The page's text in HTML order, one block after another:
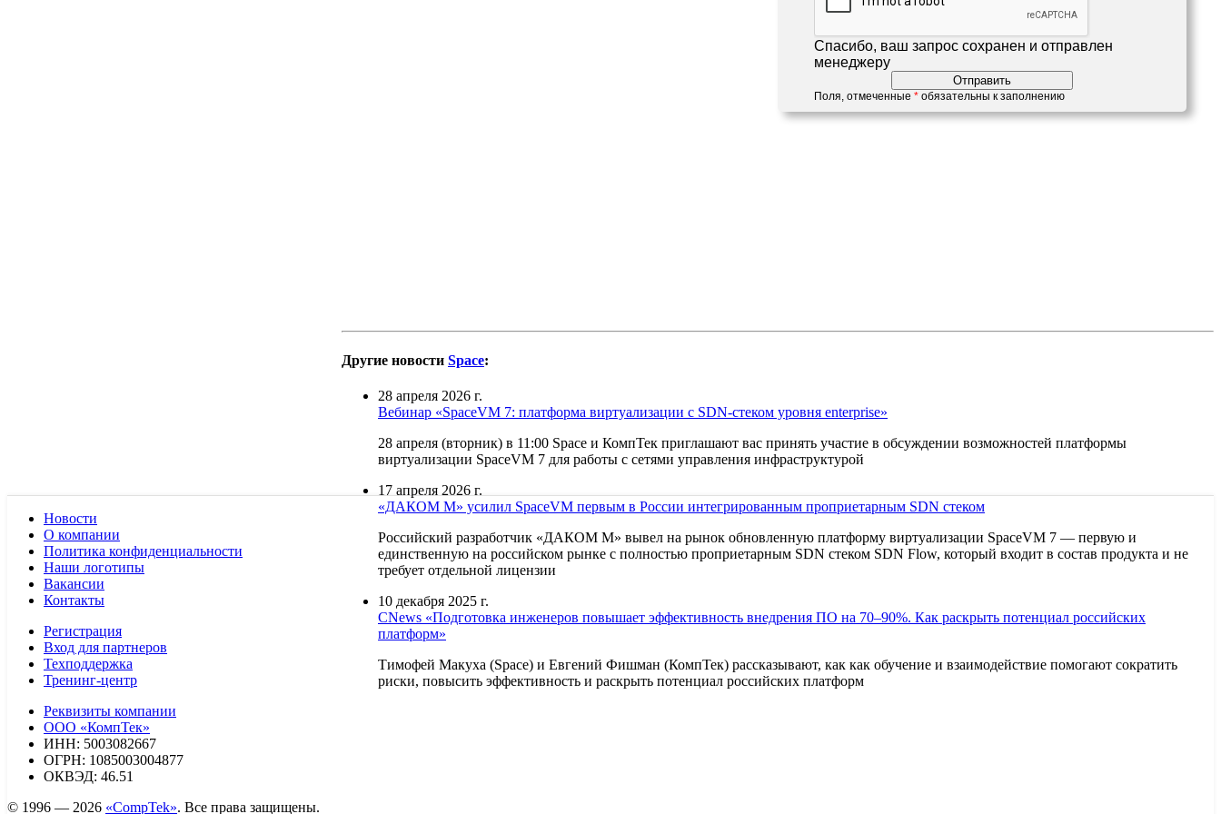
Спасибо, ваш запрос сохранен и отправлен
менеджеру
Поля, отмеченные * обязательны к заполнению
Другие новости Space:
28 апреля 2026 г.
Вебинар «SpaceVM 7: платформа виртуализации с SDN-стеком уровня enterprise»
28 апреля (вторник) в 11:00 Space и КомпТек приглашают вас принять участие в обсуждении возможностей платформы
виртуализации SpaceVM 7 для работы с сетями управления инфраструктурой
17 апреля 2026 г.
«ДАКОМ М» усилил SpaceVM первым в России интегрированным проприетарным SDN стеком
Российский разработчик «ДАКОМ М» вывел на рынок обновленную платформу виртуализации SpaceVM 7 — первую и
единственную на российском рынке с полностью проприетарным SDN стеком SDN Flow, который входит в состав продукта и не
требует отдельной лицензии
10 декабря 2025 г.
CNews «Подготовка инженеров повышает эффективность внедрения ПО на 70–90%. Как раскрыть потенциал российских
платформ»
Тимофей Макуха (Space) и Евгений Фишман (КомпТек) рассказывают, как как обучение и взаимодействие помогают сократить
риски, повысить эффективность и раскрыть потенциал российских платформ
Новости
О компании
Политика конфиденциальности
Наши логотипы
Вакансии
Контакты
Регистрация
Вход для партнеров
Техподдержка
Тренинг-центр
Реквизиты компании
ООО «КомпТек»
ИНН: 5003082667
ОГРН: 1085003004877
ОКВЭД: 46.51
© 1996 — 2026 «CompTek». Все права защищены.